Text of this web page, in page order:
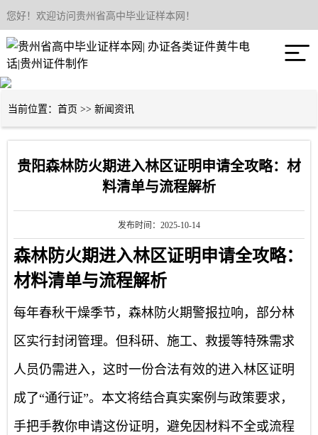
您好！欢迎访问贵州省高中毕业证样本网！

新闻资讯
当前位置： 首页 >> 新闻资讯
贵阳森林防火期进入林区证明申请全攻略：材
料清单与流程解析
发布时间：2025-10-14
森林防火期进入林区证明申请全攻略：
材料清单与流程解析
每年春秋干燥季节，森林防火期警报拉响，部分林
区实行封闭管理。但科研、施工、救援等特殊需求
人员仍需进入，这时一份合法有效的进入林区证明
成了“通行证”。本文将结合真实案例与政策要求，
手把手教你申请这份证明，避免因材料不全或流程